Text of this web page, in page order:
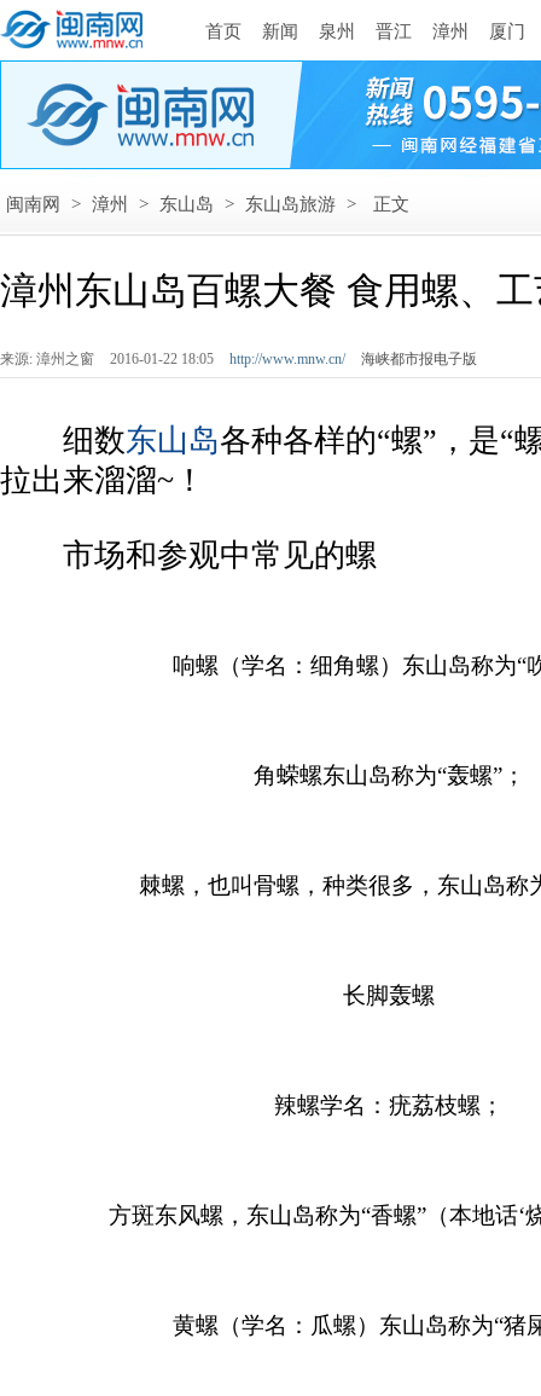
首页 新闻 泉州 晋江 漳州 厦门
闽南网 > 漳州 > 东山岛 > 东山岛旅游 > 正文
漳州东山岛百螺大餐 食用螺、
来源: 漳州之窗 2016-01-22 18:05 http://www.mnw.cn/ 海峡都市报电子版
细数东山岛各种各样的“螺”，是“
拉出来溜溜~！
市场和参观中常见的螺
响螺（学名：细角螺）东山岛称为“
角蝾螺东山岛称为“轰螺”；
棘螺，也叫骨螺，种类很多，东山岛称
长脚轰螺
辣螺学名：疣荔枝螺；
方斑东风螺，东山岛称为“香螺”（本地话‘
黄螺（学名：瓜螺）东山岛称为“猪